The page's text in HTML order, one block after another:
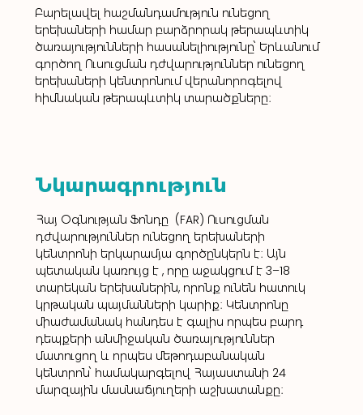
Բարելավել հաշմանդամություն ունեցող
երեխաների համար բարձրորակ թերապևտիկ
ծառայությունների հասանելիությունը՝ Երևանում
գործող Ուսուցման դժվարություններ ունեցող
երեխաների կենտրոնում վերանորոգելով
հիմնական թերապևտիկ տարածքները։
Նկարագրություն
Հայ Օգնության Ֆոնդը  (FAR) Ուսուցման
դժվարություններ ունեցող երեխաների
կենտրոնի երկարամյա գործընկերն է։ Այն
պետական կառույց է , որը աջակցում է 3–18
տարեկան երեխաներին, որոնք ունեն հատուկ
կրթական պայմանների կարիք։ Կենտրոնը
միաժամանակ հանդես է գալիս որպես բարդ
դեպքերի անմիջական ծառայություններ
մատուցող և որպես մեթոդաբանական
կենտրոն՝ համակարգելով Հայաստանի 24
մարզային մասնաճյուղերի աշխատանքը։